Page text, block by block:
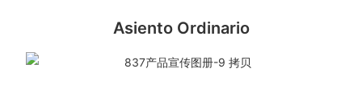
Asiento Ordinario